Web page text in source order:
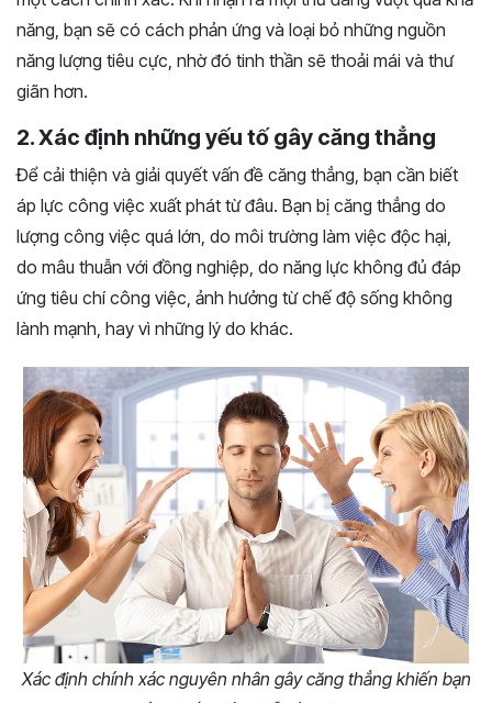
năng, bạn sẽ có cách phản ứng và loại bỏ những nguồn
năng lượng tiêu cực, nhờ đó tinh thần sẽ thoải mái và thư
giãn hơn.
2. Xác định những yếu tố gây căng thẳng
Để cải thiện và giải quyết vấn đề căng thẳng, bạn cần biết
áp lực công việc xuất phát từ đâu. Bạn bị căng thẳng do
lượng công việc quá lớn, do môi trường làm việc độc hại,
do mâu thuẫn với đồng nghiệp, do năng lực không đủ đáp
ứng tiêu chí công việc, ảnh hưởng từ chế độ sống không
lành mạnh, hay vì những lý do khác.
Xác định chính xác nguyên nhân gây căng thẳng khiến bạn